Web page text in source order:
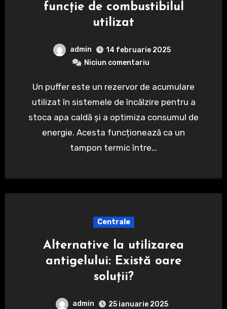
funcție de combustibilul
utilizat
admin
14 februarie 2025
Niciun comentariu
Un puffer este un rezervor de acumulare
utilizat în sistemele de încălzire pentru a
stoca apa caldă și a optimiza consumul de
energie. Acesta funcționează ca un
tampon termic între…
Centrale
Alternative la utilizarea
antigelului: Există oare
soluții?
admin
25 ianuarie 2025